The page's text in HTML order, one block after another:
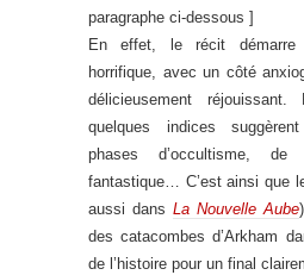
paragraphe ci-dessous ]
En effet, le récit démarre
horrifique, avec un côté
délicieusement
quelques indices
phases d’occultisme,
fantastique… C’est ainsi que
aussi dans La Nouvelle Aube
des catacombes d’Arkham
de l’histoire pour un final